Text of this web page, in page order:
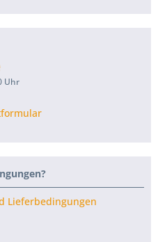
Uhr
Lieferbedingungen